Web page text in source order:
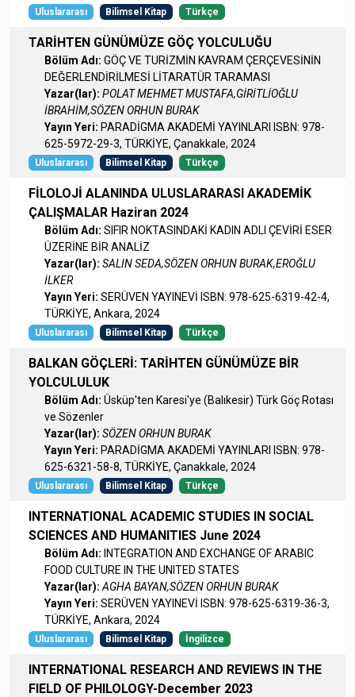
Uluslararası Bilimsel Kitap Türkçe
TARİHTEN GÜNÜMÜZE GÖÇ YOLCULUĞU
Bölüm Adı: GÖÇ VE TURİZMİN KAVRAM ÇERÇEVESİNİN
DEĞERLENDİRİLMESİ LİTARATÜR TARAMASI
Yazar(lar): POLAT MEHMET MUSTAFA,GİRİTLİOĞLU
İBRAHİM,SÖZEN ORHUN BURAK
Yayın Yeri: PARADİGMA AKADEMİ YAYINLARI ISBN: 978-
625-5972-29-3, TÜRKİYE, Çanakkale, 2024
Uluslararası Bilimsel Kitap Türkçe
FİLOLOJİ ALANINDA ULUSLARARASI AKADEMİK
ÇALIŞMALAR Haziran 2024
Bölüm Adı: SIFIR NOKTASINDAKİ KADIN ADLI ÇEVİRİ ESER
ÜZERİNE BİR ANALİZ
Yazar(lar): SALIN SEDA,SÖZEN ORHUN BURAK,EROĞLU
İLKER
Yayın Yeri: SERÜVEN YAYINEVİ ISBN: 978-625-6319-42-4,
TÜRKİYE, Ankara, 2024
Uluslararası Bilimsel Kitap Türkçe
BALKAN GÖÇLERİ: TARİHTEN GÜNÜMÜZE BİR
YOLCULULUK
Bölüm Adı: Üsküp'ten Karesi'ye (Balıkesir) Türk Göç Rotası
ve Sözenler
Yazar(lar): SÖZEN ORHUN BURAK
Yayın Yeri: PARADİGMA AKADEMİ YAYINLARI ISBN: 978-
625-6321-58-8, TÜRKİYE, Çanakkale, 2024
Uluslararası Bilimsel Kitap Türkçe
INTERNATIONAL ACADEMIC STUDIES IN SOCIAL
SCIENCES AND HUMANITIES June 2024
Bölüm Adı: INTEGRATION AND EXCHANGE OF ARABIC
FOOD CULTURE IN THE UNITED STATES
Yazar(lar): AGHA BAYAN,SÖZEN ORHUN BURAK
Yayın Yeri: SERÜVEN YAYINEVİ ISBN: 978-625-6319-36-3,
TÜRKİYE, Ankara, 2024
Uluslararası Bilimsel Kitap İngilizce
INTERNATIONAL RESEARCH AND REVIEWS IN THE
FIELD OF PHILOLOGY-December 2023